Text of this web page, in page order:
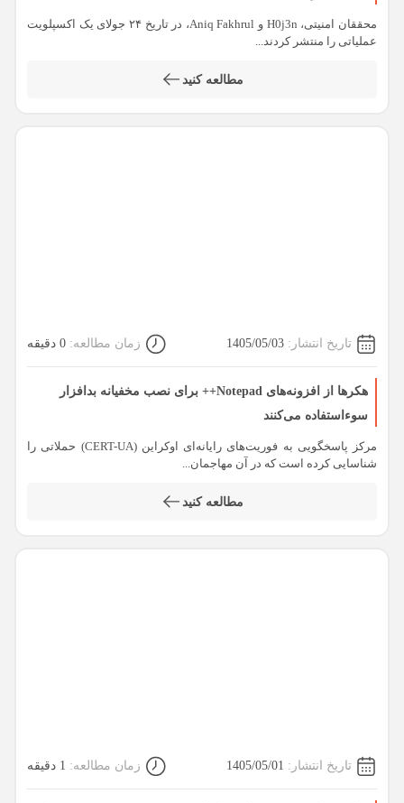
محققان امنیتی، H0j3n و Aniq Fakhrul، در تاریخ ۲۴ جولای یک اکسپلویت
عملیاتی را منتشر کردند...
مطالعه کنید
تاریخ انتشار: 1405/05/03 زمان مطالعه: 0 دقیقه
هکرها از افزونه‌های Notepad++ برای نصب مخفیانه بدافزار
سوءاستفاده می‌کنند
مرکز پاسخگویی به فوریت‌های رایانه‌ای اوکراین (CERT-UA) حملاتی را
شناسایی کرده است که در آن مهاجمان...
مطالعه کنید
تاریخ انتشار: 1405/05/01 زمان مطالعه: 1 دقیقه